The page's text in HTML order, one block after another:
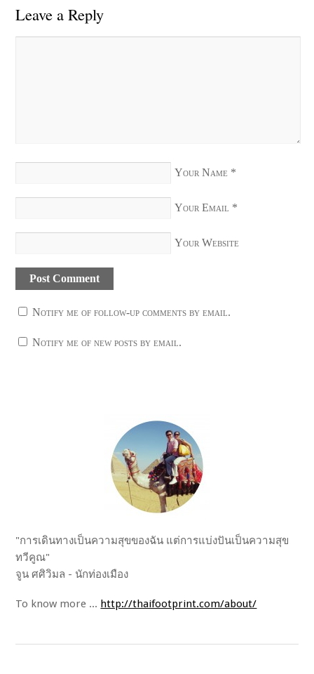
Leave a Reply
Your Name *
Your Email *
Your Website
Notify me of follow-up comments by email.
Notify me of new posts by email.
"การเดินทางเป็นความสุขของฉัน แต่การแบ่งปันเป็นความสุข
ทวีคูณ"
จูน ศศิวิมล - นักท่องเมือง
To know more ... http://thaifootprint.com/about/